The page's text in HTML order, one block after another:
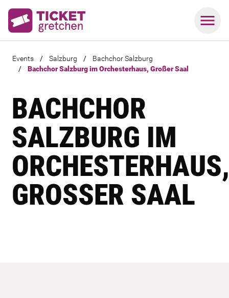
Events / Salzburg /
Bachchor Salzburg
/
Bachchor Salzburg im Orchesterhaus, Großer Saal
BACHCHOR
SALZBURG IM
ORCHESTERHAUS,
GROSSER SAAL